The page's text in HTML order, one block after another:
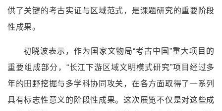
供了关键的考古实证与区域范式，是课题研究的重要阶段
性成果。
初晓波表示，作为国家文物局“考古中国”重大项目 的
重要组成部分，“长江下游区域文明模式研究”项目经过多
年的田野挖掘与多学科协同攻关，在各方面取得了一系列
具有标志性意义的阶段性成果。这次展览不仅是对这些成